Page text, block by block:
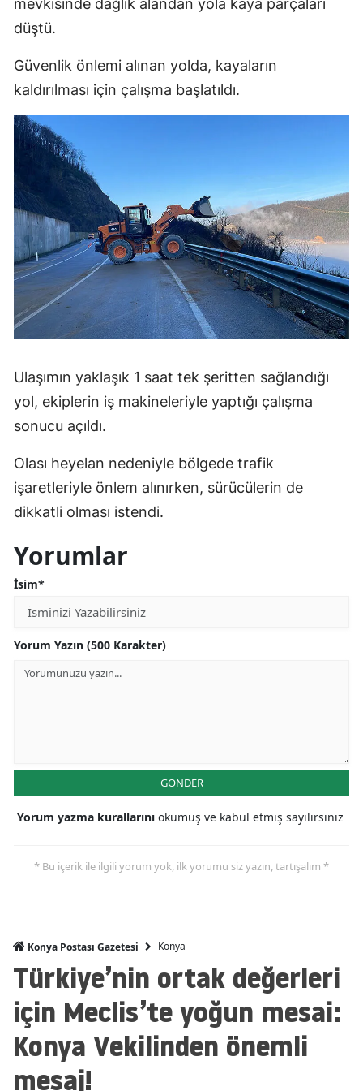
Erzurum
Gaziantep
Giresun
Gümüşhane
Hakkari
Hatay
Mersin
Kars
Kahramanmaraş
Niğde
Ordu
Rize
mevkisinde dağlık alandan yola kaya parçaları
düştü.
Güvenlik önlemi alınan yolda, kayaların
kaldırılması için çalışma başlatıldı.
Ulaşımın yaklaşık 1 saat tek şeritten sağlandığı
yol, ekiplerin iş makineleriyle yaptığı çalışma
sonucu açıldı.
Olası heyelan nedeniyle bölgede trafik
işaretleriyle önlem alınırken, sürücülerin de
dikkatli olması istendi.
Yorumlar
İsim*
Yorum Yazın (500 Karakter)
GÖNDER
Yorum yazma kurallarını okumuş ve kabul etmiş sayılırsınız
* Bu içerik ile ilgili yorum yok, ilk yorumu siz yazın, tartışalım *
Konya Postası Gazetesi Konya
Türkiye’nin ortak değerleri
için Meclis’te yoğun mesai:
Konya Vekilinden önemli
mesaj!